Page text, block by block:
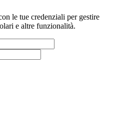
le tue credenziali per gestire
e altre funzionalità.